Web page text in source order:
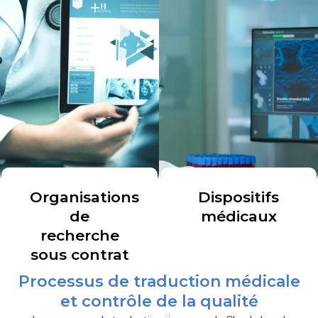
Organisations
de
recherche
sous contrat
Dispositifs
médicaux
Processus de traduction médicale
et contrôle de la qualité